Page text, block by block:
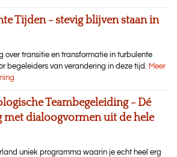
Tijden - stevig blijven staan in
over transitie en transformatie in turbulente
begeleiders van verandering in deze tijd. Meer
Teambegeleiding - Dé
met dialoogvormen uit de hele
uniek programma waarin je echt heel erg